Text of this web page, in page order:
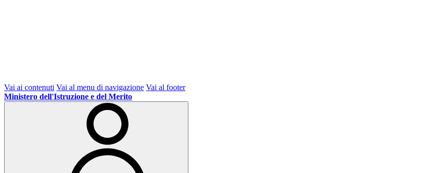
Vai ai contenuti Vai al menu di navigazione Vai al footer
Ministero dell'Istruzione e del Merito